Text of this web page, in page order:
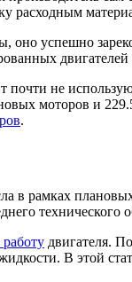
расходным
оно успешно
почти не
моторов и
.
в рамках
технического
двигателя.
В этой